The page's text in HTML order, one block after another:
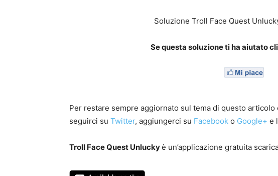
Soluzione Troll Face Quest
Se questa soluzione ti ha aiutato
Per restare sempre aggiornato sul tema di questo
seguirci su Twitter, aggiungerci su Facebook o Google+ e
Troll Face Quest Unluckyè un’applicazione gratuita